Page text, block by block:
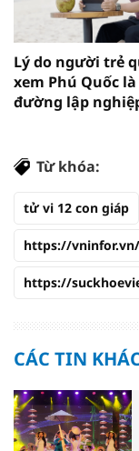
Lý do người trẻ
xem Phú Quốc
đường lập
Từ khóa:
tử vi 12 con giáp
https://vninfor.vn/
https://
CÁC TIN